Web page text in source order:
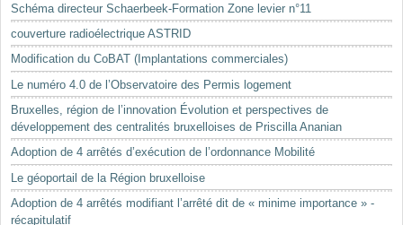
Mots-clés
Renseignements urbanistiques
Schéma directeur Schaerbeek-Formation Zone levier n°11
couverture radioélectrique ASTRID
Modification du CoBAT (Implantations commerciales)
Le numéro 4.0 de l’Observatoire des Permis logement
Bruxelles, région de l’innovation Évolution et perspectives de
développement des centralités bruxelloises de Priscilla Ananian
Adoption de 4 arrêtés d’exécution de l’ordonnance Mobilité
Le géoportail de la Région bruxelloise
Adoption de 4 arrêtés modifiant l’arrêté dit de « minime importance » -
récapitulatif